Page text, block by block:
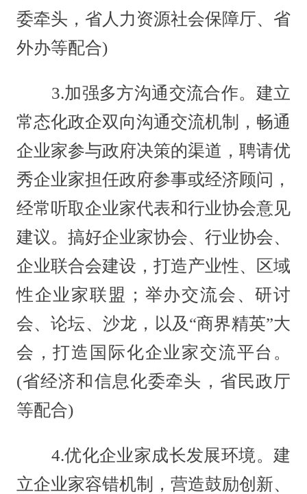
委牵头，省人力资源社会保障厅、省
外办等配合)
3.加强多方沟通交流合作。建立
常态化政企双向沟通交流机制，畅通
企业家参与政府决策的渠道，聘请优
秀企业家担任政府参事或经济顾问，
经常听取企业家代表和行业协会意见
建议。搞好企业家协会、行业协会、
企业联合会建设，打造产业性、区域
性企业家联盟；举办交流会、研讨
会、论坛、沙龙，以及“商界精英”大
会，打造国际化企业家交流平台。
(省经济和信息化委牵头，省民政厅
等配合)
4.优化企业家成长发展环境。建
立企业家容错机制，营造鼓励创新、